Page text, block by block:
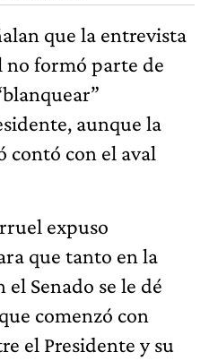
que la entrevista
formó parte de
aunque la
contó con el aval
expuso
que tanto en la
el Senado se le dé
comenzó con
el Presidente y su